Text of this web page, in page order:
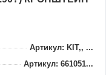
Артикул: KIT,, ...
Артикул: 661051...